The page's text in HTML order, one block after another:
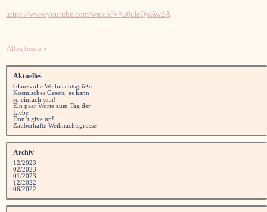
https://www.youtube.com/watch?v=u0cIaQwAw2A
Alles lesen »
Aktuelles
Glanzvolle Weihnachtsgrüße
Kosmisches Gesetz_es kann
so einfach sein!
Ein paar Worte zum Tag der
Liebe
Don’t give up!
Zauberhafte Weihnachtsgrüsse
Archiv
12/2023
02/2023
01/2023
12/2022
06/2022